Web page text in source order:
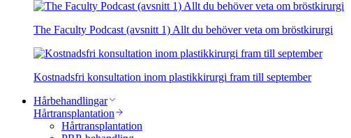
The Faculty Podcast (avsnitt 1) Allt du behöver veta om bröstkirurgi
Kostnadsfri konsultation inom plastikkirurgi fram till september
Hårbehandlingar
Hårtransplantation
Hårtransplantation